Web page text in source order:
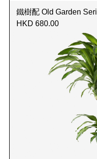
鐵樹配 Old Garden
HKD 680.00